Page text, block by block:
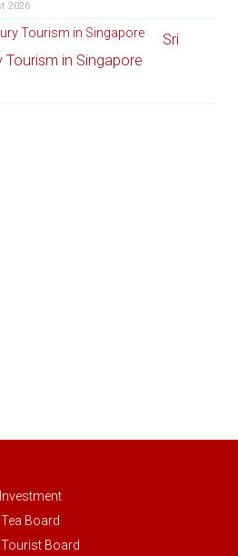
2026
Sri
in Singapore
Board
Board